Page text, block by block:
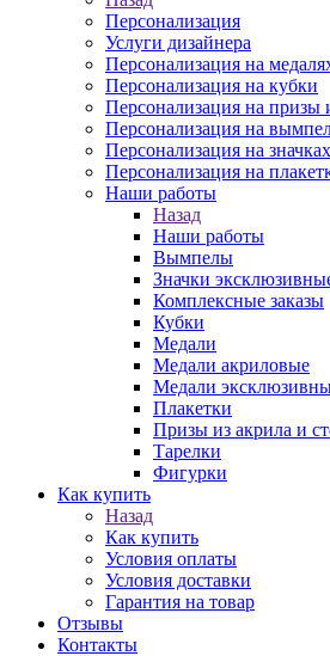
Персонализация
Услуги дизайнера
Персонализация на
Персонализация на кубки
Персонализация на призы
Персонализация на
Персонализация на значках
Персонализация на
Наши работы
Назад
Наши работы
Вымпелы
Значки
Комплексные заказы
Кубки
Медали
Медали акриловые
Медали
Плакетки
Призы из акрила и
Тарелки
Фигурки
Как купить
Назад
Как купить
Условия оплаты
Условия доставки
Гарантия на товар
Отзывы
Контакты